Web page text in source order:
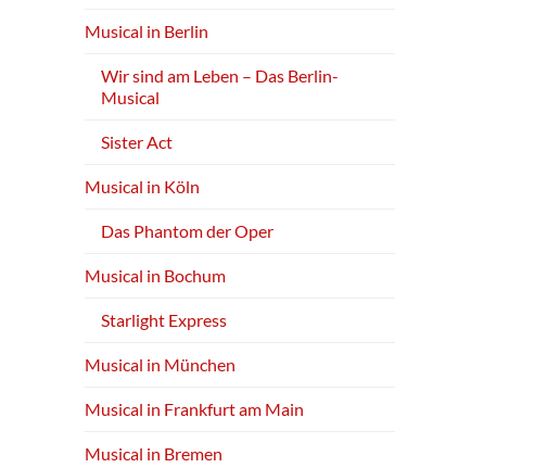
Musical in Berlin
Wir sind am Leben – Das Berlin-
Musical
Sister Act
Musical in Köln
Das Phantom der Oper
Musical in Bochum
Starlight Express
Musical in München
Musical in Frankfurt am Main
Musical in Bremen